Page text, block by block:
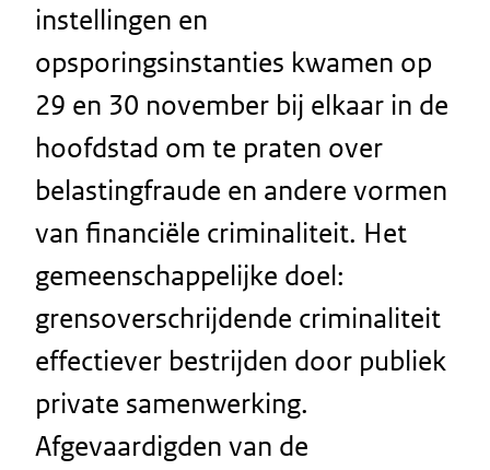
instellingen en
opsporingsinstanties kwamen op
29 en 30 november bij elkaar in de
hoofdstad om te praten over
belastingfraude en andere vormen
van financiële criminaliteit. Het
gemeenschappelijke doel:
grensoverschrijdende criminaliteit
effectiever bestrijden door publiek
private samenwerking.
Afgevaardigden van de